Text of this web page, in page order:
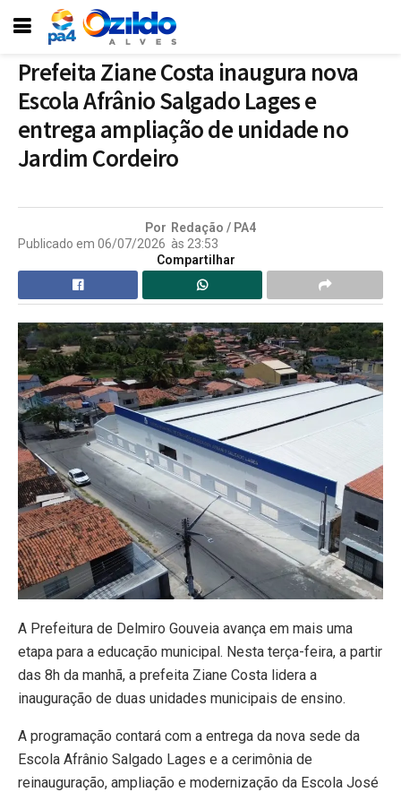
Prefeita Ziane Costa inaugura nova
Escola Afrânio Salgado Lages e
entrega ampliação de unidade no
Jardim Cordeiro
Por Redação / PA4
Publicado em 06/07/2026 às 23:53
Compartilhar
​A Prefeitura de Delmiro Gouveia avança em mais uma
etapa para a educação municipal. Nesta terça-feira, a partir
das 8h da manhã, a prefeita Ziane Costa lidera a
inauguração de duas unidades municipais de ensino.
A programação contará com a entrega da nova sede da
Escola Afrânio Salgado Lages e a cerimônia de
reinauguração, ampliação e modernização da Escola José